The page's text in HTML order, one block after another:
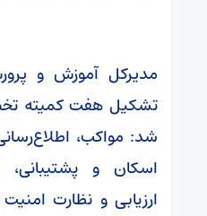
مدیرکل آموزش و
تشکیل هفت کمیته
شد: مواکب،
اسکان و
ارزیابی و نظارت